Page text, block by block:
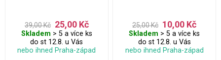
partnery.
39,00 Kč 25,00 Kč
Skladem > 5 a více ks
do st 12.8. u Vás
nebo ihned Praha-západ
25,00 Kč 10,00 Kč
Skladem > 5 a více ks
do st 12.8. u Vás
nebo ihned Praha-západ